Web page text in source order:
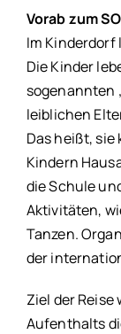
Vorab zum
Im Kinderdorf
Die Kinder
sogenannten
leiblichen
Das heißt,
Kindern
die Schule
Aktivitäten,
Tanzen.
der
Ziel der Reise
Aufenthalts